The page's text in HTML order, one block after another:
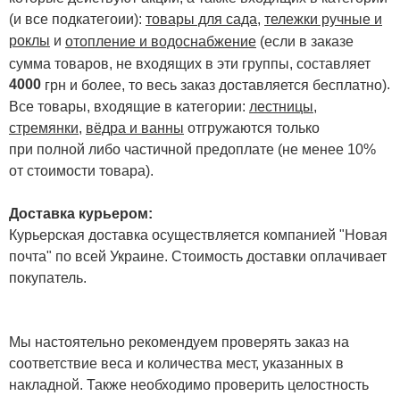
(и все подкатегоии): товары для сада, тележки ручные и
роклы и отопление и водоснабжение (если в заказе
сумма товаров, не входящих в эти группы, составляет
4000 грн и более, то весь заказ доставляется бесплатно).
Все товары, входящие в категории: лестницы,
стремянки, вёдра и ванны отгружаются только
при полной либо частичной предоплате (не менее 10%
от стоимости товара).
Доставка курьером:
Курьерская доставка осуществляется компанией "Новая
почта" по всей Украине. Стоимость доставки оплачивает
покупатель.
Мы настоятельно рекомендуем проверять заказ на
соответствие веса и количества мест, указанных в
накладной. Также необходимо проверить целостность